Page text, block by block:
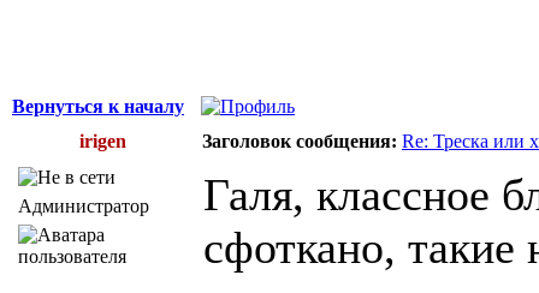
Вернуться к началу
irigen
Заголовок сообщения: Re: Треска или
Администратор
Галя, классное
сфоткано,